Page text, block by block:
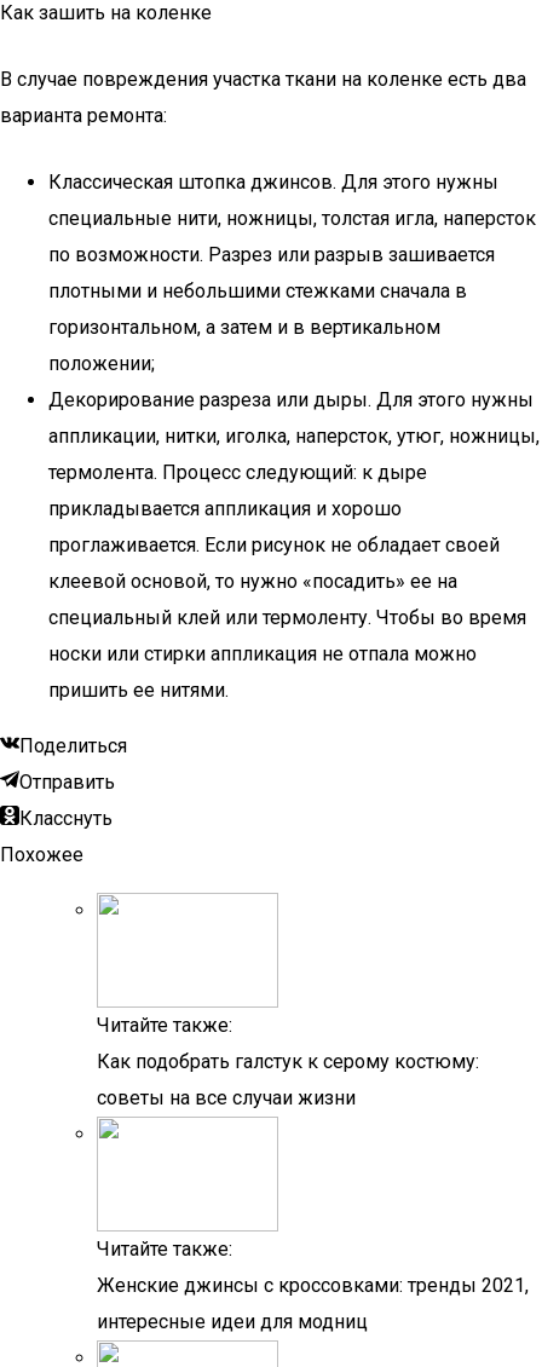
Как зашить на коленке
В случае повреждения участка ткани на коленке есть два
варианта ремонта:
Классическая штопка джинсов. Для этого нужны
специальные нити, ножницы, толстая игла, наперсток
по возможности. Разрез или разрыв зашивается
плотными и небольшими стежками сначала в
горизонтальном, а затем и в вертикальном
положении;
Декорирование разреза или дыры. Для этого нужны
аппликации, нитки, иголка, наперсток, утюг, ножницы,
термолента. Процесс следующий: к дыре
прикладывается аппликация и хорошо
проглаживается. Если рисунок не обладает своей
клеевой основой, то нужно «посадить» ее на
специальный клей или термоленту. Чтобы во время
носки или стирки аппликация не отпала можно
пришить ее нитями.
Поделиться
Отправить
Класснуть
Похожее
Читайте также:
Как подобрать галстук к серому костюму:
советы на все случаи жизни
Читайте также:
Женские джинсы с кроссовками: тренды 2021,
интересные идеи для модниц